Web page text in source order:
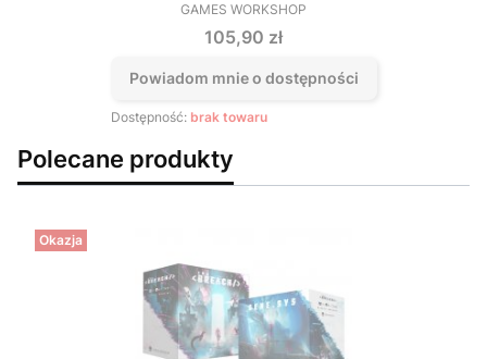
PRODUCENT
GAMES WORKSHOP
Cena
105,90 zł
Powiadom mnie o dostępności
Dostępność: brak towaru
Polecane produkty
Okazja